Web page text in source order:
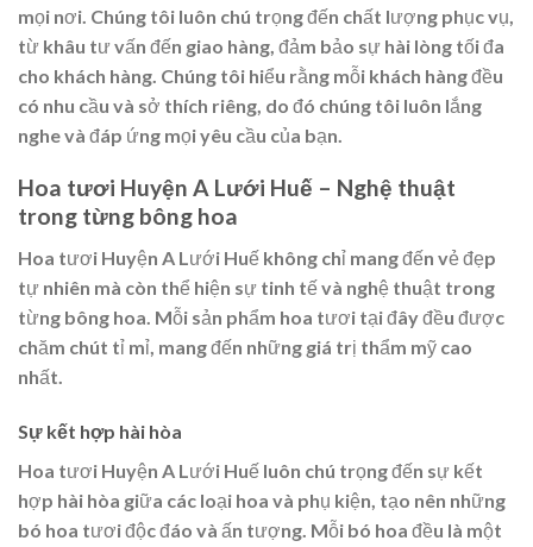
mọi nơi. Chúng tôi luôn chú trọng đến chất lượng phục vụ,
từ khâu tư vấn đến giao hàng, đảm bảo sự hài lòng tối đa
cho khách hàng. Chúng tôi hiểu rằng mỗi khách hàng đều
có nhu cầu và sở thích riêng, do đó chúng tôi luôn lắng
nghe và đáp ứng mọi yêu cầu của bạn.
Hoa tươi Huyện A Lưới Huế – Nghệ thuật
trong từng bông hoa
Hoa tươi Huyện A Lưới Huế không chỉ mang đến vẻ đẹp
tự nhiên mà còn thể hiện sự tinh tế và nghệ thuật trong
từng bông hoa. Mỗi sản phẩm hoa tươi tại đây đều được
chăm chút tỉ mỉ, mang đến những giá trị thẩm mỹ cao
nhất.
Sự kết hợp hài hòa
Hoa tươi Huyện A Lưới Huế luôn chú trọng đến sự kết
hợp hài hòa giữa các loại hoa và phụ kiện, tạo nên những
bó hoa tươi độc đáo và ấn tượng. Mỗi bó hoa đều là một